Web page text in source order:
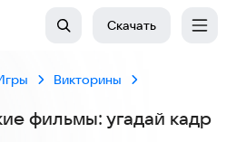
Скачать
Викторины
фильмы: угадай кадр